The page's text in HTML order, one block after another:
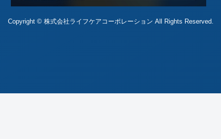
Copyright © 株式会社ライフケアコーポレーション All Rights Reserved.